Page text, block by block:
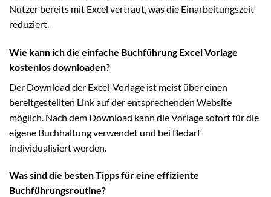
Nutzer bereits mit Excel vertraut, was die Einarbeitungszeit
reduziert.
Wie kann ich die einfache Buchführung Excel Vorlage
kostenlos downloaden?
Der Download der Excel-Vorlage ist meist über einen
bereitgestellten Link auf der entsprechenden Website
möglich. Nach dem Download kann die Vorlage sofort für die
eigene Buchhaltung verwendet und bei Bedarf
individualisiert werden.
Was sind die besten Tipps für eine effiziente
Buchführungsroutine?